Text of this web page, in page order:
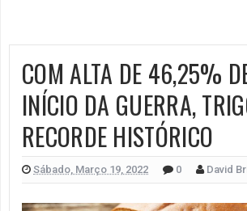
COM ALTA DE 46,25%
INÍCIO DA GUERRA,
RECORDE HISTÓRICO
Sábado, Março 19, 2022 0 David